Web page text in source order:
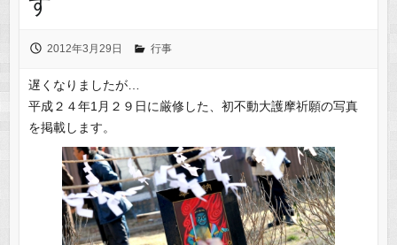
2012年3月29日 行事
遅くなりましたが…
平成２４年1月２９日に厳修した、初不動大護摩祈願の写真
を掲載します。